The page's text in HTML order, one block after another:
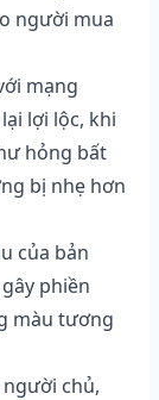
người mua
mạng
lợi lộc, khi
hỏng bất
bị nhẹ hơn
của bản
phiền
màu tương
chủ,